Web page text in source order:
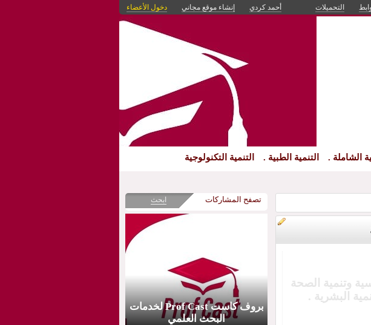
التحميلات أحمد كردي إنشاء موقع مجاني دخول الأعضاء
الشاملة . التنمية الطبية . التنمية التكنولوجية
وتنمية الصحة
البشرية .
تصفح المشاركات ابحث
بروف کاست Prof Cast لخدمات
البحث العلمي